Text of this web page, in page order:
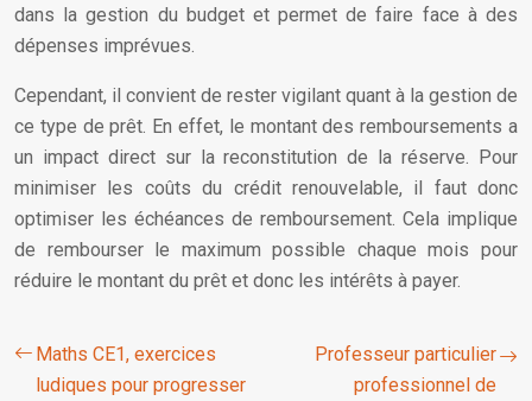
dans la gestion du budget et permet de faire face à des
dépenses imprévues.
Cependant, il convient de rester vigilant quant à la gestion de
ce type de prêt. En effet, le montant des remboursements a
un impact direct sur la reconstitution de la réserve. Pour
minimiser les coûts du crédit renouvelable, il faut donc
optimiser les échéances de remboursement. Cela implique
de rembourser le maximum possible chaque mois pour
réduire le montant du prêt et donc les intérêts à payer.
Maths CE1, exercices
ludiques pour progresser
Professeur particulier
professionnel de